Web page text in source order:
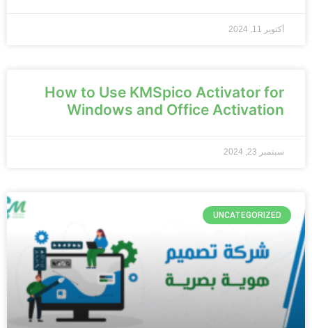
أكتوبر 11, 2024
How to Use KMSpico Activator for
Windows and Office Activation
سبتمبر 23, 2024
UNCATEGORIZED